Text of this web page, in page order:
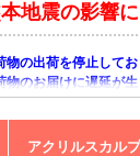
本地震の影響
物の出荷を停止してお
物のお届けに遅延が
ますが､ 何卒ご理解
アクリルスカル